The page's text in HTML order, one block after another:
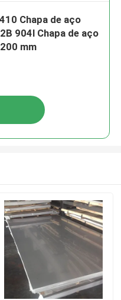
Chapa de aço
904l Chapa de aço
mm